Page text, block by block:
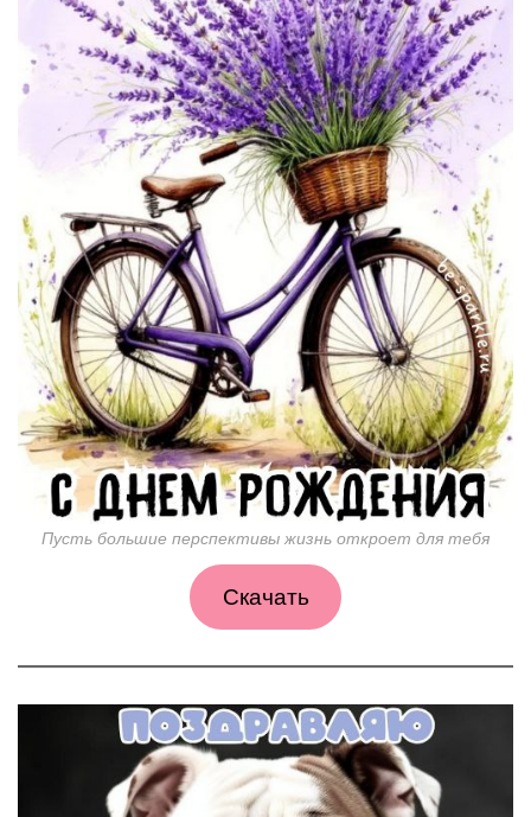
Пусть большие перспективы жизнь откроет для тебя
Скачать